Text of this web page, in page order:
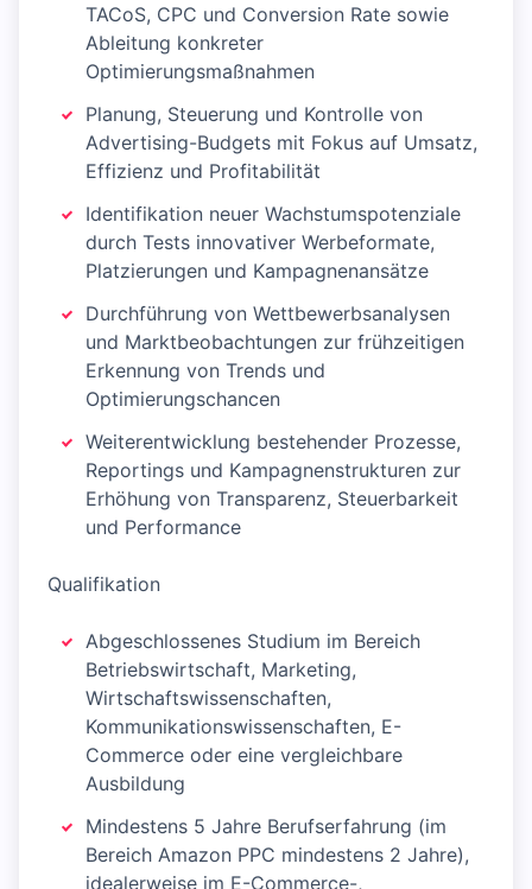
TACoS, CPC und Conversion Rate sowie
Ableitung konkreter
Optimierungsmaßnahmen
Planung, Steuerung und Kontrolle von
Advertising-Budgets mit Fokus auf Umsatz,
Effizienz und Profitabilität
Identifikation neuer Wachstumspotenziale
durch Tests innovativer Werbeformate,
Platzierungen und Kampagnenansätze
Durchführung von Wettbewerbsanalysen
und Marktbeobachtungen zur frühzeitigen
Erkennung von Trends und
Optimierungschancen
Weiterentwicklung bestehender Prozesse,
Reportings und Kampagnenstrukturen zur
Erhöhung von Transparenz, Steuerbarkeit
und Performance
Qualifikation
Abgeschlossenes Studium im Bereich
Betriebswirtschaft, Marketing,
Wirtschaftswissenschaften,
Kommunikationswissenschaften, E-
Commerce oder eine vergleichbare
Ausbildung
Mindestens 5 Jahre Berufserfahrung (im
Bereich Amazon PPC mindestens 2 Jahre),
idealerweise im E-Commerce-,